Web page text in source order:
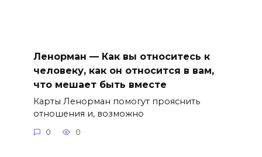
Ленорман — Как вы относитесь к
человеку, как он относится в вам,
что мешает быть вместе
Карты Ленорман помогут прояснить
отношения и, возможно
0 0